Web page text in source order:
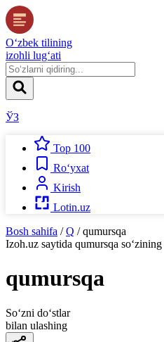
O‘zbek tilining
izohli lug‘ati
ЎЗ
Top 100
Ro‘yxat
Kirish
Lotin.uz
Bosh sahifa / Q / qumursqa
Izoh.uz saytida qumursqa
qumursqa
So‘zni do‘stlar
bilan ulashing